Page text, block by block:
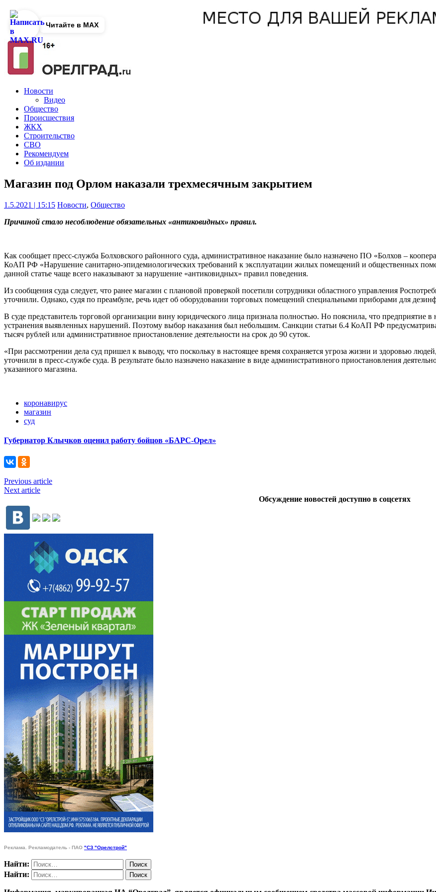
Новости
Видео
Общество
Происшествия
ЖКХ
Строительство
СВО
Рекомендуем
Об издании
Магазин под Орлом наказали трехмесячным закрытием
1.5.2021 | 15:15 Новости, Общество
Причиной стало несоблюдение обязательных «антиковидных» правил.
Как сообщает пресс-служба Болховского районного суда, административное наказание было назначено ПО «Болхов –
КоАП РФ «Нарушение санитарно-эпидемиологических требований к эксплуатации жилых помещений и общественных
данной статье чаще всего наказывают за нарушение «антиковидных» правил поведения.
Из сообщения суда следует, что ранее магазин с плановой проверкой посетили сотрудники областного управления
уточнили. Однако, судя по преамбуле, речь идет об оборудовании торговых помещений специальными приборами для
В суде представитель торговой организации вину юридического лица признала полностью. Но пояснила, что предприятие
устранения выявленных нарушений. Поэтому выбор наказания был небольшим. Санкции статьи 6.4 КоАП РФ
тысяч рублей или административное приостановление деятельности на срок до 90 суток.
«При рассмотрении дела суд пришел к выводу, что поскольку в настоящее время сохраняется угроза жизни и здоровью
уточнили в пресс-службе суда. В результате было назначено наказание в виде административного приостановления
указанного магазина.
коронавирус
магазин
суд
Губернатор Клычков оценил работу бойцов «БАРС-Орел»
Previous article
Next article
Обсуждение новостей доступно в соцсетях
Реклама. Рекламодатель - ПАО "СЗ "Орелстрой"
Найти:
Найти:
Читайте в MAX